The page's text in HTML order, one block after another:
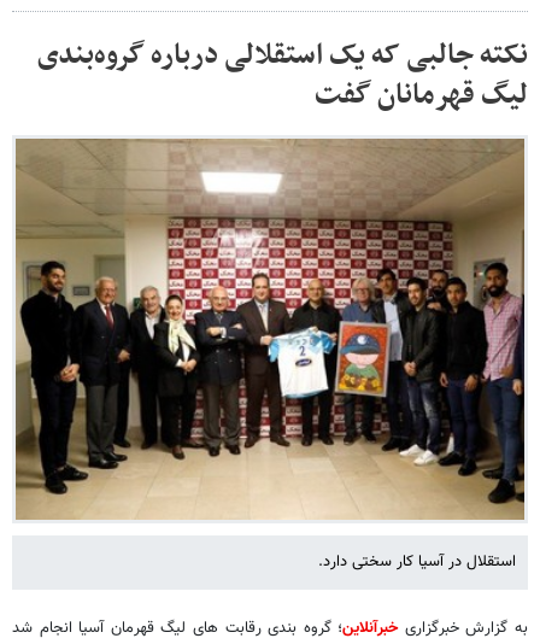
نکته جالبی که یک استقلالی درباره گروه‌بندی
لیگ قهرمانان گفت
استقلال در آسیا کار سختی دارد.
به گزارش خبرگزاریخبرآنلاین؛ گروه بندی رقابت های لیگ قهرمان آسیا انجام شد